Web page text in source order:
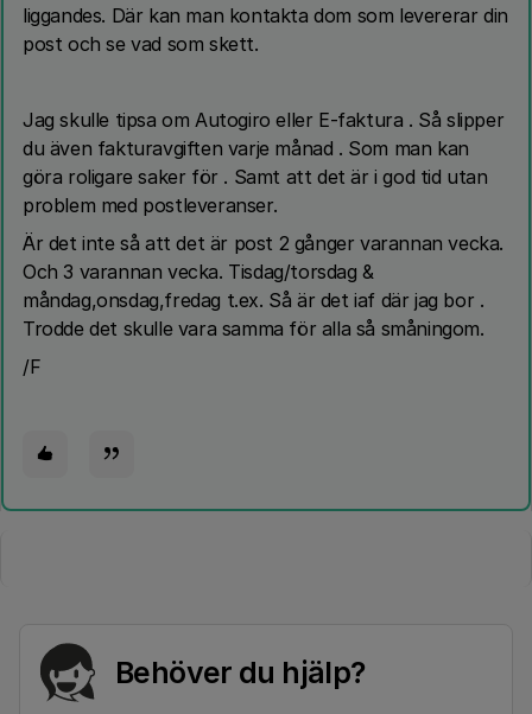
liggandes. Där kan man kontakta dom som levererar din
post och se vad som skett.
Jag skulle tipsa om Autogiro eller E-faktura . Så slipper
du även fakturavgiften varje månad . Som man kan
göra roligare saker för . Samt att det är i god tid utan
problem med postleveranser.
Är det inte så att det är post 2 gånger varannan vecka.
Och 3 varannan vecka. Tisdag/torsdag &
måndag,onsdag,fredag t.ex. Så är det iaf där jag bor .
Trodde det skulle vara samma för alla så småningom.
/F
Behöver du hjälp?